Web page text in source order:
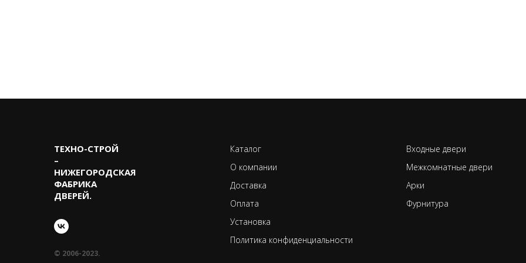
ТЕХНО-CТРОЙ
–
НИЖЕГОРОДСКАЯ
ФАБРИКА
ДВЕРЕЙ.
© 2006-2023.
Каталог
О компании
Доставка
Оплата
Установка
Политика конфиденциальности
Входные двери
Межкомнатные двери
Арки
Фурнитура